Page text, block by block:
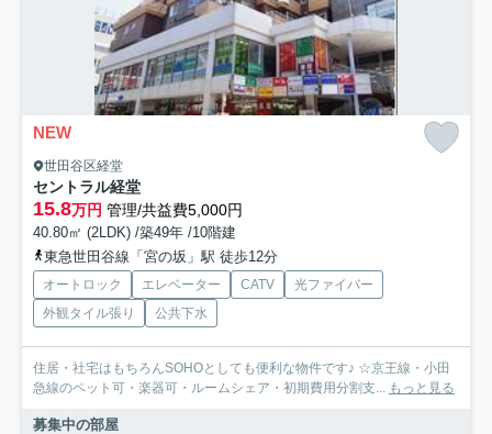
NEW
世田谷区経堂
セントラル経堂
15.8万円 管理/共益費5,000円
40.80㎡ (2LDK) /築49年 /10階建
東急世田谷線「宮の坂」駅 徒歩12分
オートロック エレベーター CATV
光ファイバー
外観タイル張り
公共下水
住居・社宅はもちろんSOHOとしても便利な物件です♪ ☆京王線・小田
急線のペット可・楽器可・ルームシェア・初期費用分割支...
もっと見る
募集中の部屋